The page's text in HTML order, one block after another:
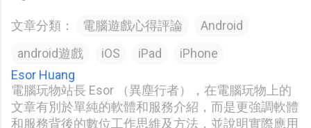
文章分類： 電腦遊戲心得評論
Android
android遊戲
iOS iPad
iPhone
Esor Huang
電腦玩物站長 Esor （異塵行者），在電腦玩物上的
文章有別於單純的軟體和服務介紹，而是更強調軟體
和服務背後的數位工作思維及方法，並說明實際應用